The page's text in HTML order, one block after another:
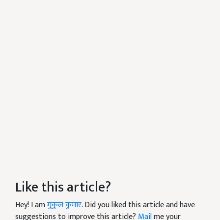
Like this article?
Hey! I amमुकुल कुमार. Did you liked this article and have
suggestions to improve this article? Mailme your